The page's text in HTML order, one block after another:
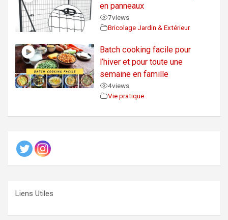
en panneaux
7views
Bricolage Jardin & Extérieur
Batch cooking facile pour
l’hiver et pour toute une
semaine en famille
4views
Vie pratique
Liens Utiles